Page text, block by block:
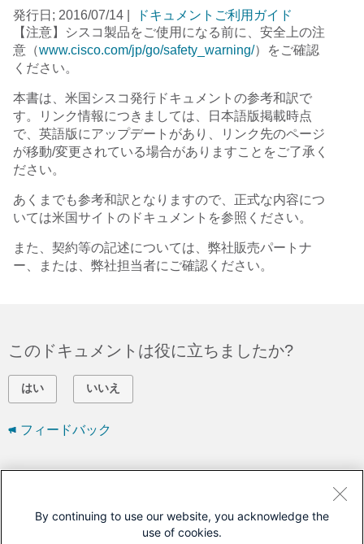
発行日; 2016/07/14
ドキュメントご利用ガイド
【注意】シスコ製品をご使用になる前に、安全上の注
意（www.cisco.com/jp/go/safety_warning/）をご確認
ください。
本書は、米国シスコ発行ドキュメントの参考和訳で
す。リンク情報につきましては、日本語版掲載時点
で、英語版にアップデートがあり、リンク先のページ
が移動/変更されている場合がありますことをご了承く
ださい。
あくまでも参考和訳となりますので、正式な内容につ
いては米国サイトのドキュメントを参照ください。
また、契約等の記述については、弊社販売パートナ
ー、または、弊社担当者にご確認ください。
このドキュメントは役に立ちましたか?
はい いいえ
フィードバック
サポート ケースをオープン
が必要です。)
By continuing to use our website, you acknowledge the
use of cookies.